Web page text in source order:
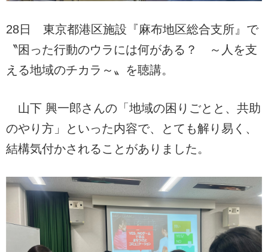
28日 東京都港区施設『麻布地区総合支所』で
〝困った行動のウラには何がある？ ～人を支
える地域のチカラ～〟を聴講。
山下 興一郎さんの「地域の困りごとと、共助
のやり方」といった内容で、とても解り易く、
結構気付かされることがありました。